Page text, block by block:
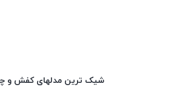
شیک ترین مدلهای کفش و